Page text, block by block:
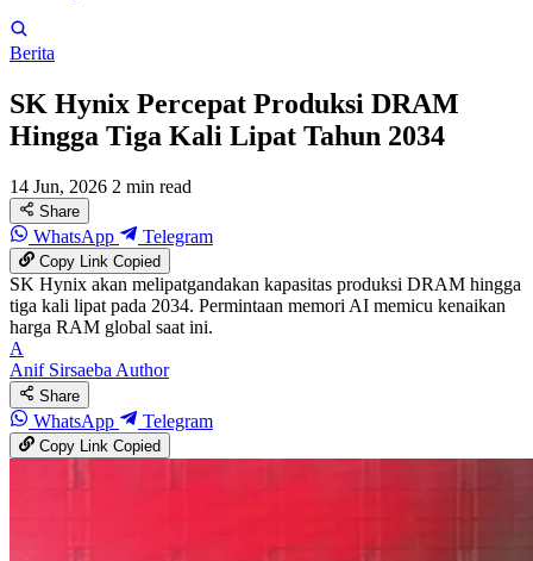
Berita
SK Hynix Percepat Produksi DRAM
Hingga Tiga Kali Lipat Tahun 2034
14 Jun, 2026 2 min read
Share
WhatsApp Telegram
Copy LinkCopied
SK Hynix akan melipatgandakan kapasitas produksi DRAM hingga
tiga kali lipat pada 2034. Permintaan memori AI memicu kenaikan
harga RAM global saat ini.
A
Anif SirsaebaAuthor
Share
WhatsApp Telegram
Copy LinkCopied